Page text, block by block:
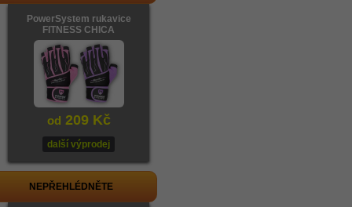
PowerSystem rukavice
FITNESS CHICA
od 209 Kč
další výprodej
NEPŘEHLÉDNĚTE